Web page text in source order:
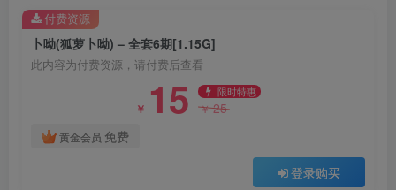
卜呦(狐萝卜呦) – 全套6期[1.15G]
此内容为付费资源，请付费后查看
￥ 15 限时特惠
￥25
黄金会员 免费
登录购买
付费资源